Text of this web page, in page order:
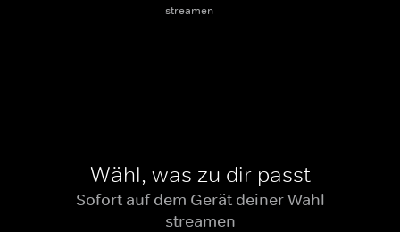
streamen
Wähl, was zu dir passt
Sofort auf dem Gerät deiner Wahl
streamen